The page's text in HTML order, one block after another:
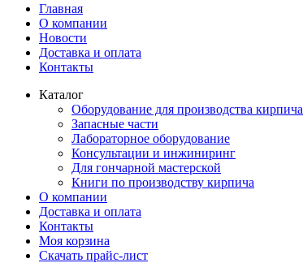
Главная
О компании
Новости
Доставка и оплата
Контакты
Каталог
Оборудование для производства кирпича
Запасные части
Лабораторное оборудование
Консультации и инжиниринг
Для гончарной мастерской
Книги по производству кирпича
О компании
Доставка и оплата
Контакты
Моя корзина
Скачать прайс-лист